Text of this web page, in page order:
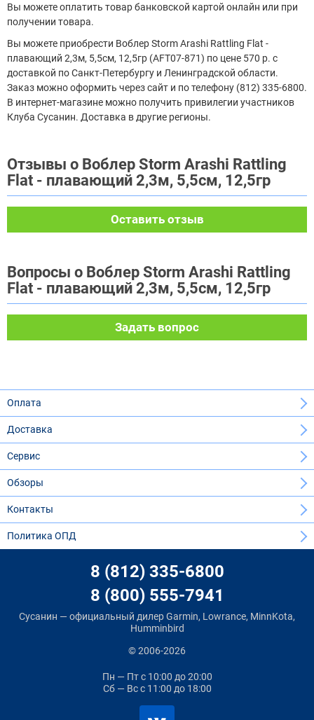
Вы можете оплатить товар банковской картой онлайн или при
получении товара.
Вы можете приобрести Воблер Storm Arashi Rattling Flat -
плавающий 2,3м, 5,5см, 12,5гр (AFT07-871) по цене 570 р. с
доставкой по Санкт-Петербургу и Ленинградской области.
Заказ можно оформить через сайт и по телефону (812) 335-6800.
В интернет-магазине можно получить привилегии участников
Клуба Сусанин. Доставка в другие регионы.
Отзывы о Воблер Storm Arashi Rattling
Flat - плавающий 2,3м, 5,5см, 12,5гр
Оставить отзыв
Вопросы о Воблер Storm Arashi Rattling
Flat - плавающий 2,3м, 5,5см, 12,5гр
Задать вопрос
Оплата
Доставка
Сервис
Обзоры
Контакты
Политика ОПД
8 (812) 335-6800
8 (800) 555-7941
Сусанин — официальный дилер Garmin, Lowrance, MinnKota,
Humminbird
© 2006-2026
Пн — Птс 10:00 до 20:00
Сб — Всс 11:00 до 18:00